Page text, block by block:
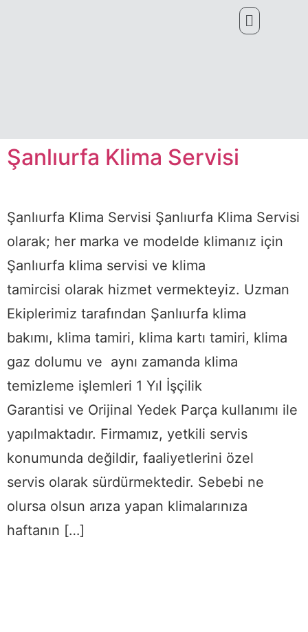
Şanlıurfa Klima Servisi
Şanlıurfa Klima Servisi Şanlıurfa Klima Servisi
olarak; her marka ve modelde klimanız için
Şanlıurfa klima servisi ve klima
tamircisi olarak hizmet vermekteyiz. Uzman
Ekiplerimiz tarafından Şanlıurfa klima
bakımı, klima tamiri, klima kartı tamiri, klima
gaz dolumu ve aynı zamanda klima
temizleme işlemleri 1 Yıl İşçilik
Garantisi ve Orijinal Yedek Parça kullanımı ile
yapılmaktadır. Firmamız, yetkili servis
konumunda değildir, faaliyetlerini özel
servis olarak sürdürmektedir. Sebebi ne
olursa olsun arıza yapan klimalarınıza
haftanın […]